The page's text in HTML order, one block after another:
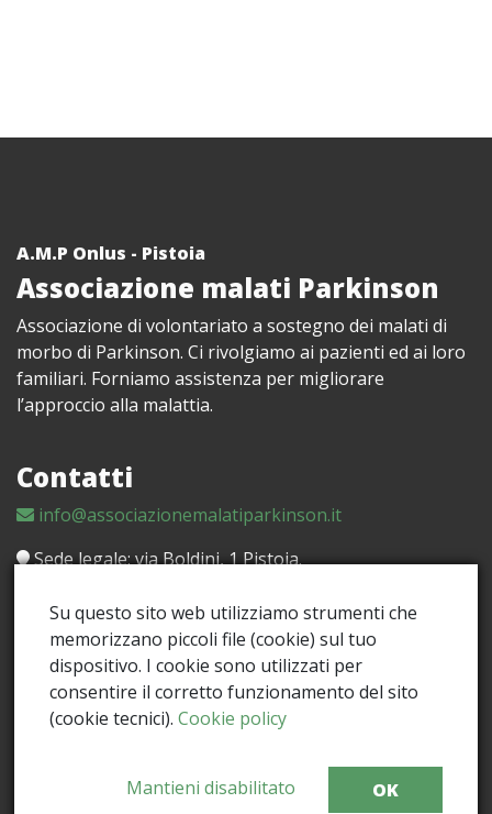
A.M.P Onlus - Pistoia
Associazione malati Parkinson
Associazione di volontariato a sostegno dei malati di
morbo di Parkinson. Ci rivolgiamo ai pazienti ed ai loro
familiari. Forniamo assistenza per migliorare
l’approccio alla malattia.
Contatti
info@associazionemalatiparkinson.it
Sede legale: via Boldini, 1 Pistoia.
Palestra: c/o MAIC via Monte Leonese, 95/17 Barile -
51100 PISTOIA
Su questo sito web utilizziamo strumenti che
memorizzano piccoli file (cookie) sul tuo
dispositivo. I cookie sono utilizzati per
consentire il corretto funzionamento del sito
(cookie tecnici).Cookie policy
OK
Mantieni disabilitato